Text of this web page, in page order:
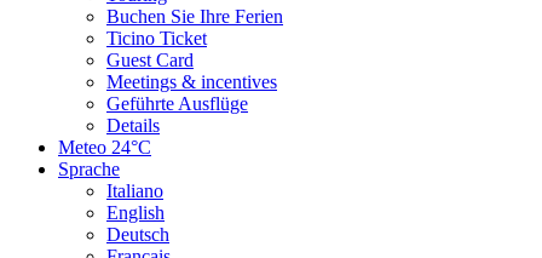
Buchen Sie Ihre Ferien
Ticino Ticket
Guest Card
Meetings & incentives
Geführte Ausflüge
Details
Meteo 24°C
Sprache
Italiano
English
Deutsch